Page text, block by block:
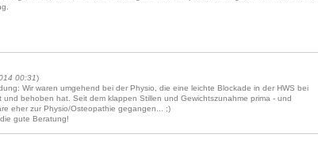
00:31)
Wir waren umgehend bei der Physio, die eine leichte Blockade in der HWS bei
und behoben hat. Seit dem klappen Stillen und Gewichtszunahme prima - und
eher zur Physio/Osteopathie gegangen... ;)
gute Beratung!